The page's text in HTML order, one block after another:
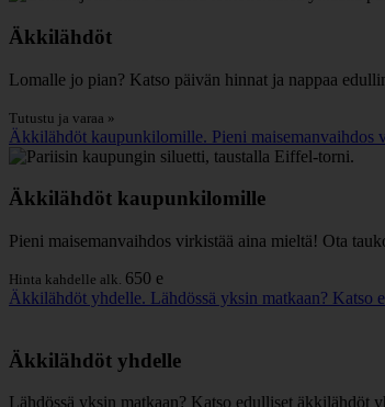
Äkkilähdöt
Lomalle jo pian? Katso päivän hinnat ja nappaa
Tutustu ja varaa »
Äkkilähdöt kaupunkilomille. Pieni maisemanvaihdos
Äkkilähdöt kaupunkilomille
Pieni maisemanvaihdos virkistää aina mieltä! Ota
Hinta kahdelle alk. 650 e
Äkkilähdöt yhdelle. Lähdössä yksin matkaan? Katso
Äkkilähdöt yhdelle
Lähdössä yksin matkaan? Katso edulliset äkkilähdöt